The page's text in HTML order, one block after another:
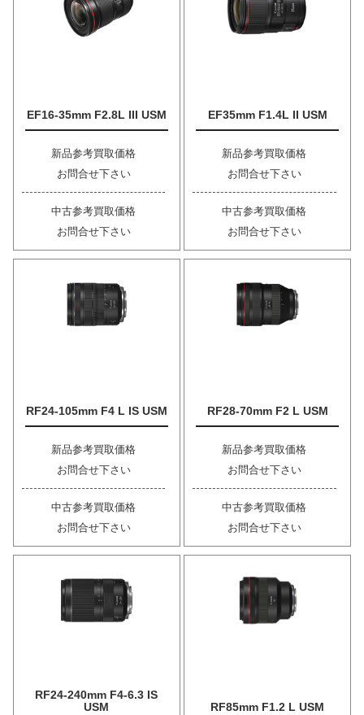
EF16-35mm F2.8L III USM
新品参考買取価格
お問合せ下さい
中古参考買取価格
お問合せ下さい
EF35mm F1.4L II USM
新品参考買取価格
お問合せ下さい
中古参考買取価格
お問合せ下さい
RF24-105mm F4 L IS USM
新品参考買取価格
お問合せ下さい
中古参考買取価格
お問合せ下さい
RF28-70mm F2 L USM
新品参考買取価格
お問合せ下さい
中古参考買取価格
お問合せ下さい
RF24-240mm F4-6.3 IS
USM
RF85mm F1.2 L USM